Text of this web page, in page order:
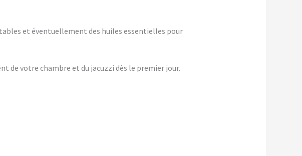
et éventuellement des huiles essentielles pour
de votre chambre et du jacuzzi dès le premier jour.